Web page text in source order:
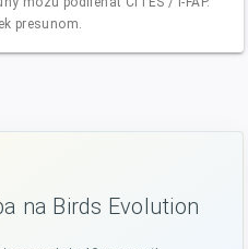
presunom.
na Birds Evolution